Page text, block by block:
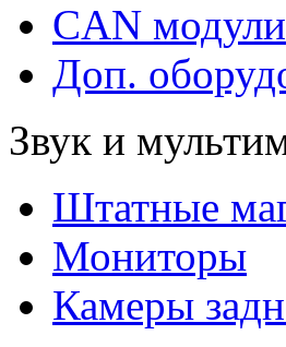
CAN модули
Доп.
Звук и
Штатные
Мониторы
Камеры